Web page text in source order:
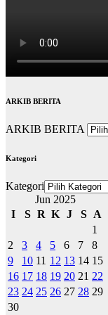
ARKIB BERITA
ARKIB BERITA
Kategori
Kategori
Jun 2025
I
S R K J S
A
1
2
3 4 5 6 7
8
9
10 11 12 13 14 15
16 17 18 19 20 21 22
23 24 25 26 27 28 29
30